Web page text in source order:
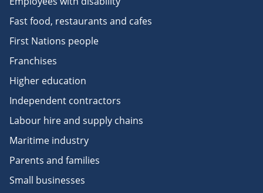
Fast food, restaurants and cafes
First Nations people
Franchises
Higher education
Independent contractors
Labour hire and supply chains
Maritime industry
Parents and families
Small businesses